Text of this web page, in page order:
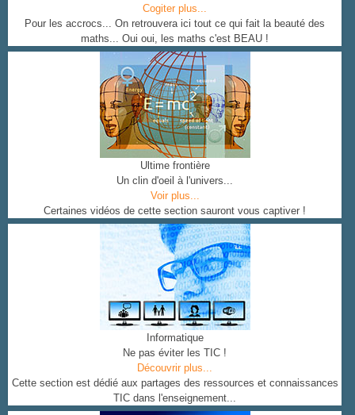
Cogiter plus...
Pour les accrocs... On retrouvera ici tout ce qui fait la beauté des
maths... Oui oui, les maths c'est BEAU !
Ultime frontière
Un clin d'oeil à l'univers...
Voir plus...
Certaines vidéos de cette section sauront vous captiver !
Informatique
Ne pas éviter les TIC !
Découvrir plus...
Cette section est dédié aux partages des ressources et connaissances
TIC dans l'enseignement...